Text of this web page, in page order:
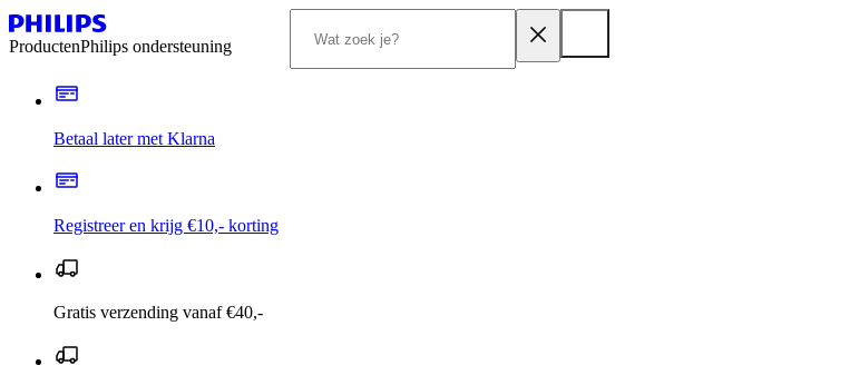
ProductenPhilips ondersteuning
Betaal later met Klarna
Registreer en krijg €10,- korting
Gratis verzending vanaf €40,-